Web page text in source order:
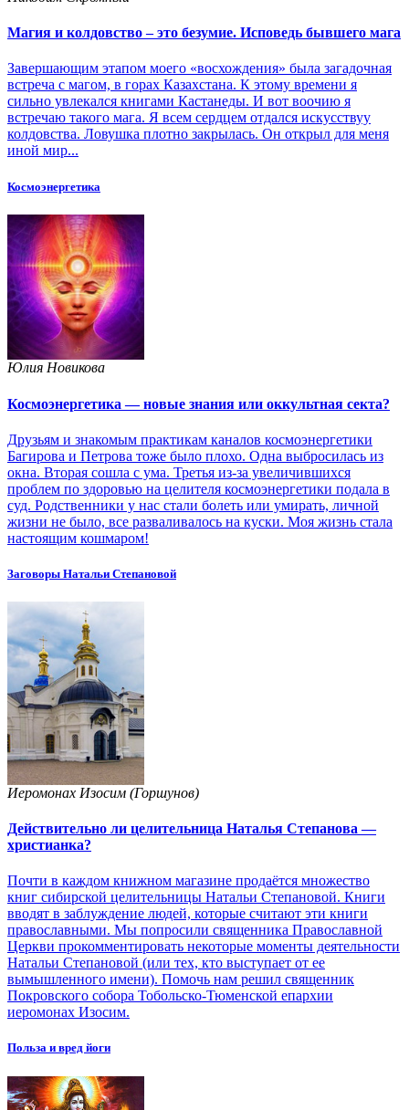
Магия и колдовство – это безумие. Исповедь бывшего мага
Завершающим этапом моего «восхождения» была загадочная
встреча с магом, в горах Казахстана. К этому времени я
сильно увлекался книгами Кастанеды. И вот воочию я
встречаю такого мага. Я всем сердцем отдался искусствуу
колдовства. Ловушка плотно закрылась. Он открыл для меня
иной мир...
Космоэнергетика
Юлия Новикова
Космоэнергетика — новые знания или оккультная секта?
Друзьям и знакомым практикам каналов космоэнергетики
Багирова и Петрова тоже было плохо. Одна выбросилась из
окна. Вторая сошла с ума. Третья из-за увеличившихся
проблем по здоровью на целителя космоэнергетики подала в
суд. Родственники у нас стали болеть или умирать, личной
жизни не было, все разваливалось на куски. Моя жизнь стала
настоящим кошмаром!
Заговоры Натальи Степановой
Иеромонах Изосим (Горшунов)
Действительно ли целительница Наталья Степанова —
христианка?
Почти в каждом книжном магазине продаётся множество
книг сибирской целительницы Натальи Степановой. Книги
вводят в заблуждение людей, которые считают эти книги
православными. Мы попросили священника Православной
Церкви прокомментировать некоторые моменты деятельности
Натальи Степановой (или тех, кто выступает от ее
вымышленного имени). Помочь нам решил священник
Покровского собора Тобольско-Тюменской епархии
иеромонах Изосим.
Польза и вред йоги